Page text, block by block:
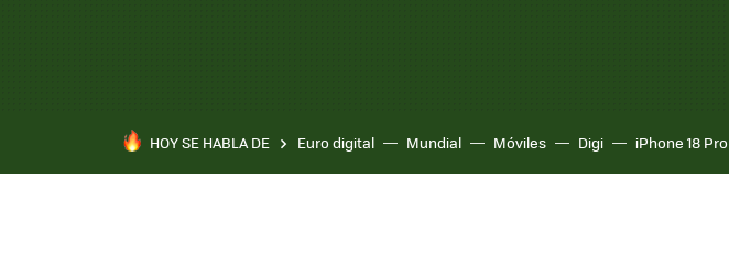
HOY SE HABLA DE Euro digital Mundial Móviles Digi iPhone 18 Pro